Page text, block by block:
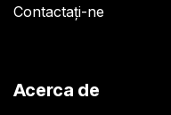
Contactați-ne
Acerca de